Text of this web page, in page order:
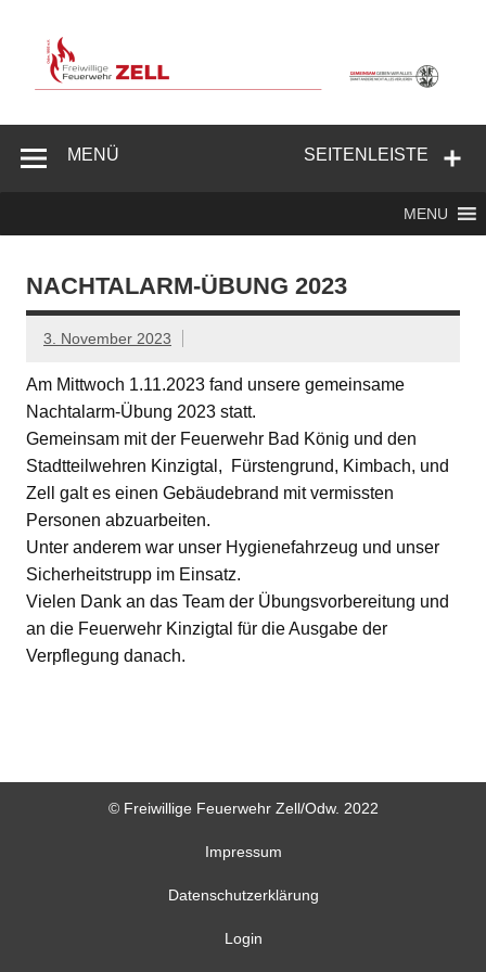
springen
Feuerwehr
SEITENLEISTE
MENÜ
MENU
NACHTALARM-ÜBUNG 2023
3. November 2023
Am Mittwoch 1.11.2023 fand unsere gemeinsame
Nachtalarm-Übung 2023 statt.
Gemeinsam mit der Feuerwehr Bad König und den
Stadtteilwehren Kinzigtal, Fürstengrund, Kimbach, und
Zell galt es einen Gebäudebrand mit vermissten
Personen abzuarbeiten.
Unter anderem war unser Hygienefahrzeug und unser
Sicherheitstrupp im Einsatz.
Vielen Dank an das Team der Übungsvorbereitung und
an die Feuerwehr Kinzigtal für die Ausgabe der
Verpflegung danach.
© Freiwillige Feuerwehr Zell/Odw. 2022
Impressum
Datenschutzerklärung
Login